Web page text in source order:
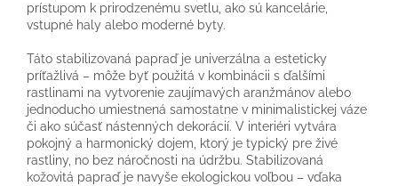
prístupom k prirodzenému svetlu, ako sú kancelárie,
vstupné haly alebo moderné byty.
Táto stabilizovaná papraď je univerzálna a esteticky
príťažlivá – môže byť použitá v kombinácii s ďalšími
rastlinami na vytvorenie zaujímavých aranžmánov alebo
jednoducho umiestnená samostatne v minimalistickej váze
či ako súčasť nástenných dekorácií. V interiéri vytvára
pokojný a harmonický dojem, ktorý je typický pre živé
rastliny, no bez náročnosti na údržbu. Stabilizovaná
kožovitá papraď je navyše ekologickou voľbou – vďaka